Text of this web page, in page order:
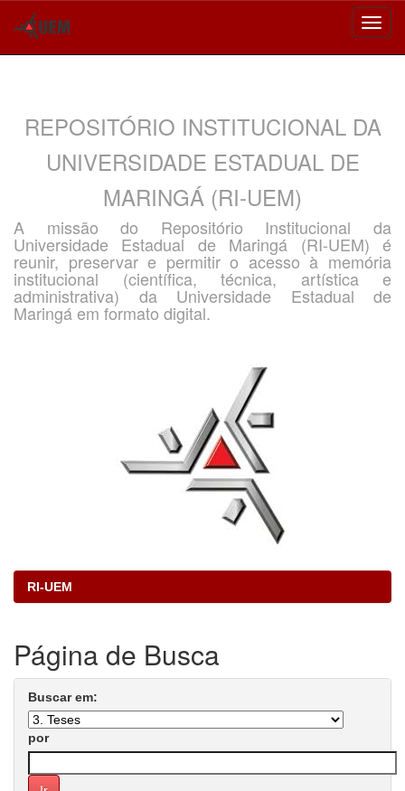
REPOSITÓRIO INSTITUCIONAL DA
UNIVERSIDADE ESTADUAL DE
MARINGÁ (RI-UEM)
A missão do Repositório Institucional da
Universidade Estadual de Maringá (RI-UEM) é
reunir, preservar e permitir o acesso à memória
institucional (científica, técnica, artística e
administrativa) da Universidade Estadual de
Maringá em formato digital.
RI-UEM
Página de Busca
Buscar em:
por